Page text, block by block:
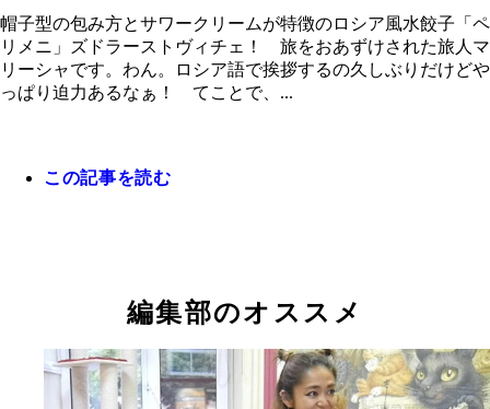
ワシリイ大聖堂」
ｉ ＶＡＲＩＭ」
ＸＬ」
き肉、玉ねぎ、ニンニク、塩胡椒、有塩バター、
クリーム、イタリアンパセリ
るよ！
て、箸で混ぜながら卵液（溶き卵と水を合わせて
の）を少しずつ追加。
う手でこねる。
せて常温で５分ほど寝かす。
でしっとりしたら、ボウルから出して調理台の上
分程度本格的にこねる。手の腹を使って力強くね！
す。
ク、パセリをみじん切り。
肉、塩胡椒）を入れて粘り気が出るまでこねたら
完成。
を直径５００円硬貨ほどの太さの棒状に伸ばす。
皮を作っていく。（綿棒がなければワインボトル
プの芯などで代用可）
くっつける。（必要であれば水を使う）
ほど茹でる。ペリメニが浮き上がり中まで火が通
ら、水分を切って皿によそう。
て召し上がれ！
をまぶして冷凍保存！
帽子型の包み方とサワークリームが特徴のロシア風水餃子「ペ
リメニ」ズドラーストヴィチェ！ 旅をおあずけされた旅人マ
リーシャです。わん。ロシア語で挨拶するの久しぶりだけどや
っぱり迫力あるなぁ！ てことで、...
この記事を読む
編集部のオススメ